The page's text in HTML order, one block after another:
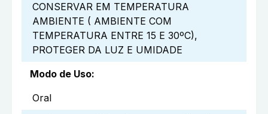
CONSERVAR EM TEMPERATURA
AMBIENTE ( AMBIENTE COM
TEMPERATURA ENTRE 15 E 30ºC),
PROTEGER DA LUZ E UMIDADE
Modo de Uso:
Oral